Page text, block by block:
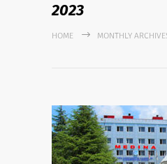
2023
HOME MONTHLY